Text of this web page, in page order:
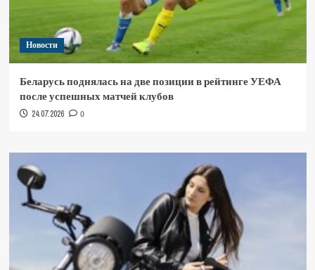
Новости
Беларусь поднялась на две позиции в рейтинге УЕФА
после успешных матчей клубов
24.07.2026 0